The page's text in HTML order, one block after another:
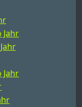
Jahr
Jahr